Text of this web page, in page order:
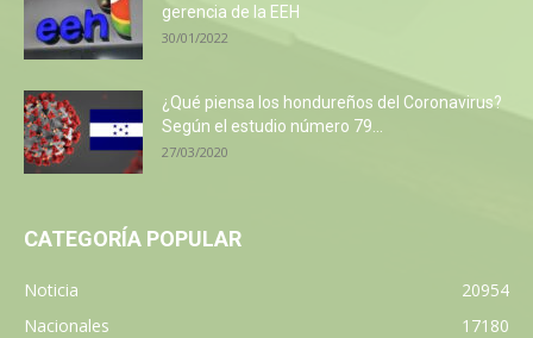
gerencia de la EEH
30/01/2022
¿Qué piensa los hondureños del Coronavirus?
Según el estudio número 79...
27/03/2020
CATEGORÍA POPULAR
Noticia
20954
Nacionales
17180